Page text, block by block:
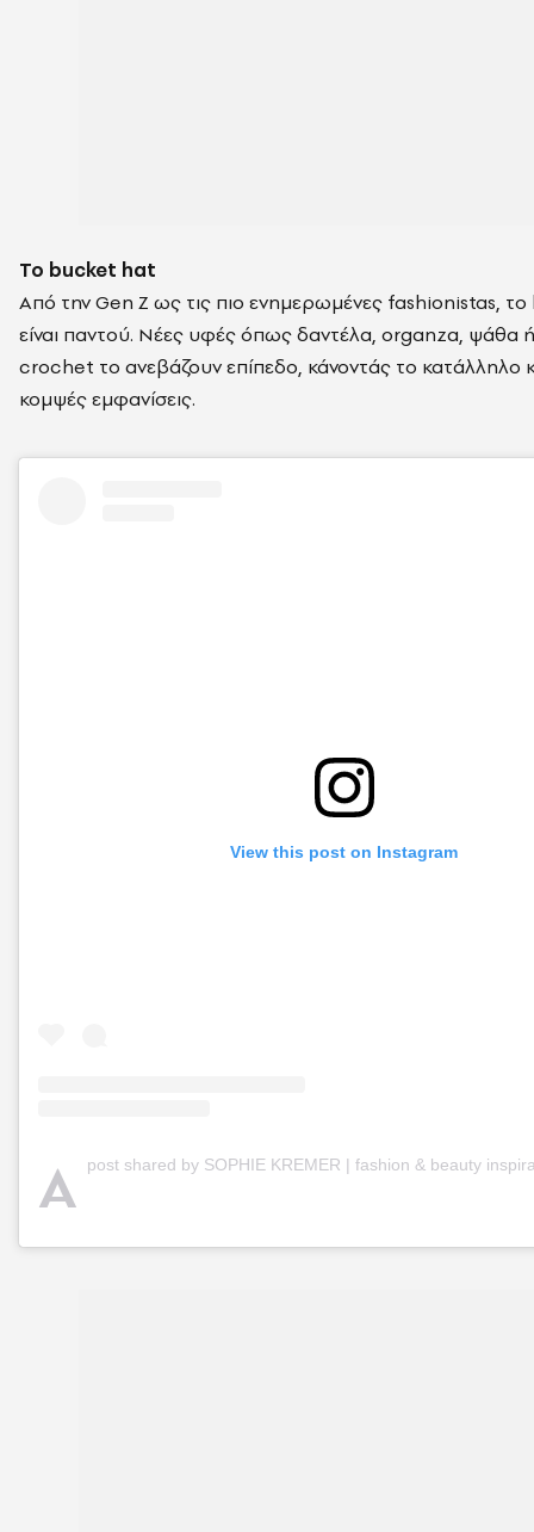
Το bucket hat
Από την Gen Z ως τις πιο ενημερωμένες fashionistas,
είναι παντού. Νέες υφές όπως δαντέλα, organza, ψάθα
crochet το ανεβάζουν επίπεδο, κάνοντάς το κατάλληλο
κομψές εμφανίσεις.
View this post on Instagram
A post shared by SOPHIE KREMER | fashion & beauty inspiration